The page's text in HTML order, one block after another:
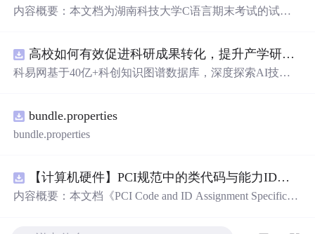
S样式和JavaScript事件监听的运用，增加了互动性和趣味
内容概要：本文档为湖南科技大学C语言期末考试的试题
循环）、数组、字符串处理、函数定义与调用、指针初步
等内容。题目形式为单项选择题，每道题后附有正确答
业学习C语言课程的学生，特别是准备期末考试或需要强
化基础知识的初学者。; 使用场景及目标：①用于考前复
习，检验对C语言核心概念的掌握程度；②辅助教师出题
辑分析能力。; 阅读建议：建议结合教材和上机实践进行练
习，重点关注易错题和涉及复杂逻辑控制的题目，理解每
道题背后的程序执行流程，以达到真正掌握语言特性的目
高校如何有效促进科研成果转化，提升产学研合作效率？.docx
科易网基于40亿+科创知识图谱数据库，深度探索AI技术
新领域的AI+数智化解决方案，推动科技创新与产业创新
智能化发展。
bundle.properties
bundle.properties
【计算机硬件】PCI规范中的类代码与能力ID分配：设备功能分类及扩展能力标识系统设计
内容概要：本文档《PCI Code and ID Assignment Specificati